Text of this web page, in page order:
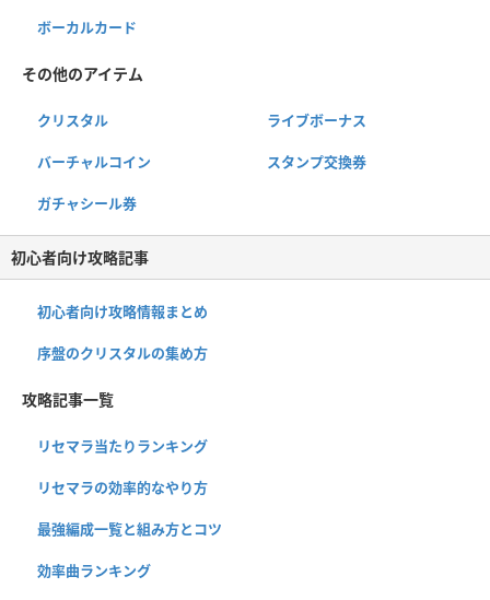
ボーカルカード
その他のアイテム
クリスタル ライブボーナス
バーチャルコイン スタンプ交換券
ガチャシール券
初心者向け攻略記事
初心者向け攻略情報まとめ
序盤のクリスタルの集め方
攻略記事一覧
リセマラ当たりランキング
リセマラの効率的なやり方
最強編成一覧と組み方とコツ
効率曲ランキング